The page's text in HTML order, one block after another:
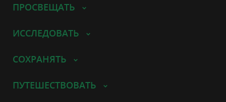
ПРОСВЕЩАТЬ
ИССЛЕДОВАТЬ
СОХРАНЯТЬ
ПУТЕШЕСТВОВАТЬ